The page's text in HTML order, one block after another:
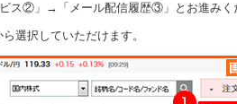
ス②」→「メール配信履歴③」とお進みく
選択していただけます。